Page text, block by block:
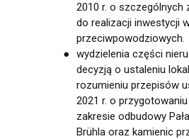
2010 r. o szczególnych
do realizacji inwestycji
przeciwpowodziowych.
wydzielenia części
decyzją o ustaleniu
rozumieniu przepisów
2021 r. o
zakresie odbudowy
Brühla oraz kamienic